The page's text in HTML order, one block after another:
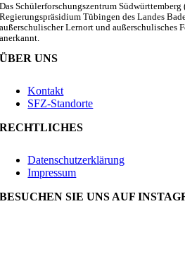
Das Schülerforschungszentrum Südwürttemberg
Regierungspräsidium Tübingen des Landes
außerschulischer Lernort und außerschulisches
anerkannt.
ÜBER UNS
Kontakt
SFZ-Standorte
RECHTLICHES
Datenschutzerklärung
Impressum
BESUCHEN SIE UNS AUF